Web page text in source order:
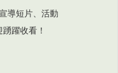
導短片、活動
躍收看！